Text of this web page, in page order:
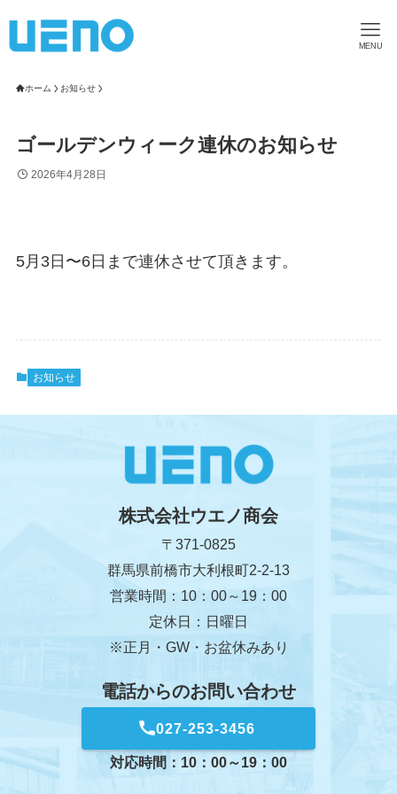
MENU
ホーム お知らせ
ゴールデンウィーク連休のお知らせ
2026年4月28日
5月3日〜6日まで連休させて頂きます。
お知らせ
株式会社ウエノ商会
〒371-0825
群馬県前橋市大利根町2-2-13
営業時間：10：00～19：00
定休日：日曜日
※正月・GW・お盆休みあり
電話からのお問い合わせ
027-253-3456
対応時間：10：00～19：00